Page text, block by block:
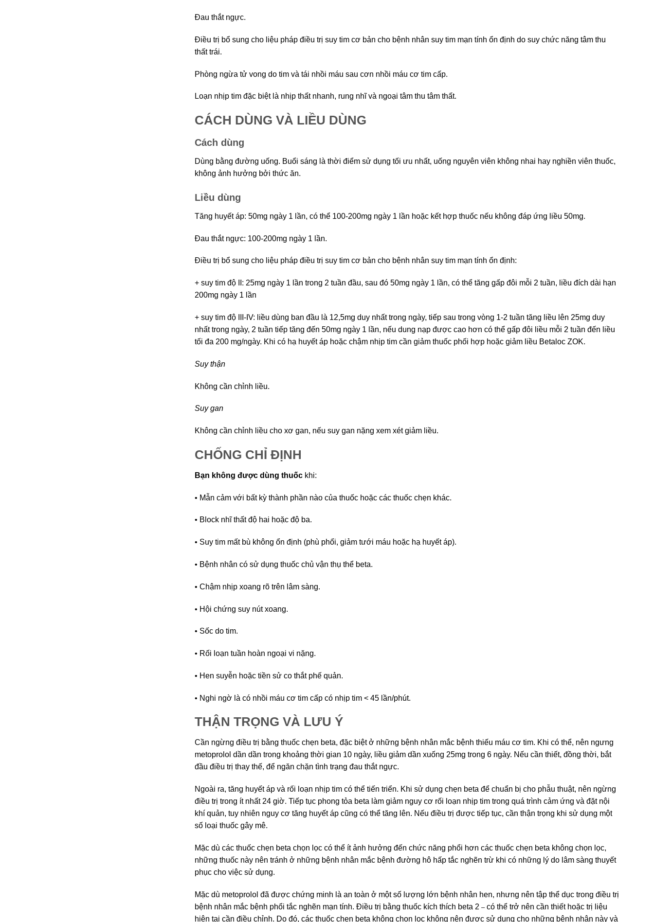
Đau thắt ngực.
Điều trị bổ sung cho liệu pháp điều trị suy tim cơ bản cho bệnh nhân suy tim mạn tính ổn định do suy chức năng tâm thu
thất trái.
Phòng ngừa tử vong do tim và tái nhồi máu sau cơn nhồi máu cơ tim cấp.
Loạn nhịp tim đặc biệt là nhịp thất nhanh, rung nhĩ và ngoại tâm thu tâm thất.
CÁCH DÙNG VÀ LIỀU DÙNG
Cách dùng
Dùng bằng đường uống. Buổi sáng là thời điểm sử dụng tối ưu nhất, uống nguyên viên không nhai hay nghiền viên thuốc,
không ảnh hưởng bởi thức ăn.
Liều dùng
Tăng huyết áp: 50mg ngày 1 lần, có thể 100-200mg ngày 1 lần hoặc kết hợp thuốc nếu không đáp ứng liều 50mg.
Đau thắt ngực: 100-200mg ngày 1 lần.
Điều trị bổ sung cho liệu pháp điều trị suy tim cơ bản cho bệnh nhân suy tim mạn tính ổn định:
+ suy tim độ II: 25mg ngày 1 lần trong 2 tuần đầu, sau đó 50mg ngày 1 lần, có thể tăng gấp đôi mỗi 2 tuần, liều đích dài hạn
200mg ngày 1 lần
+ suy tim độ III-IV: liều dùng ban đầu là 12,5mg duy nhất trong ngày, tiếp sau trong vòng 1-2 tuần tăng liều lên 25mg duy
nhất trong ngày, 2 tuần tiếp tăng đến 50mg ngày 1 lần, nếu dung nạp được cao hơn có thể gấp đôi liều mỗi 2 tuần đến liều
tối đa 200 mg/ngày. Khi có hạ huyết áp hoặc chậm nhịp tim cần giảm thuốc phối hợp hoặc giảm liều Betaloc ZOK.
Suy thận
Không cần chỉnh liều.
Suy gan
Không cần chỉnh liều cho xơ gan, nếu suy gan nặng xem xét giảm liều.
CHỐNG CHỈ ĐỊNH
Bạn không được dùng thuốc khi:
• Mẫn cảm với bất kỳ thành phần nào của thuốc hoặc các thuốc chẹn khác.
• Block nhĩ thất độ hai hoặc độ ba.
• Suy tim mất bù không ổn định (phù phổi, giảm tưới máu hoặc hạ huyết áp).
• Bệnh nhân có sử dụng thuốc chủ vận thụ thể beta.
• Chậm nhịp xoang rõ trên lâm sàng.
• Hội chứng suy nút xoang.
• Sốc do tim.
• Rối loạn tuần hoàn ngoại vi nặng.
• Hen suyễn hoặc tiền sử co thắt phế quản.
• Nghi ngờ là có nhồi máu cơ tim cấp có nhịp tim < 45 lần/phút.
THẬN TRỌNG VÀ LƯU Ý
Cần ngừng điều trị bằng thuốc chẹn beta, đặc biệt ở những bệnh nhân mắc bệnh thiếu máu cơ tim. Khi có thể, nên ngưng
metoprolol dần dần trong khoảng thời gian 10 ngày, liều giảm dần xuống 25mg trong 6 ngày. Nếu cần thiết, đồng thời, bắt
đầu điều trị thay thế, để ngăn chặn tình trạng đau thắt ngực.
Ngoài ra, tăng huyết áp và rối loạn nhịp tim có thể tiến triển. Khi sử dụng chẹn beta để chuẩn bị cho phẫu thuật, nên ngừng
điều trị trong ít nhất 24 giờ. Tiếp tục phong tỏa beta làm giảm nguy cơ rối loạn nhịp tim trong quá trình cảm ứng và đặt nội
khí quản, tuy nhiên nguy cơ tăng huyết áp cũng có thể tăng lên. Nếu điều trị được tiếp tục, cần thận trọng khi sử dụng một
số loại thuốc gây mê.
Mặc dù các thuốc chẹn beta chọn lọc có thể ít ảnh hưởng đến chức năng phổi hơn các thuốc chẹn beta không chọn lọc,
những thuốc này nên tránh ở những bệnh nhân mắc bệnh đường hô hấp tắc nghẽn trừ khi có những lý do lâm sàng thuyết
phục cho việc sử dụng.
Mặc dù metoprolol đã được chứng minh là an toàn ở một số lượng lớn bệnh nhân hen, nhưng nên tập thể dục trong điều trị
bệnh nhân mắc bệnh phổi tắc nghẽn mạn tính. Điều trị bằng thuốc kích thích beta 2 –có thể trở nên cần thiết hoặc trị liệu
hiện tại cần điều chỉnh. Do đó, các thuốc chẹn beta không chọn lọc không nên được sử dụng cho những bệnh nhân này và